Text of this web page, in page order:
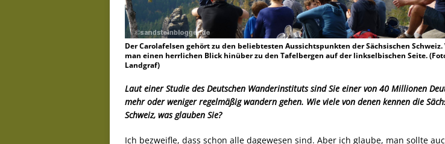
Der Carolafelsen gehört zu den beliebtesten Aussichtspunkten der Sächsischen
man einen herrlichen Blick hinüber zu den Tafelbergen auf der linkselbischen Seite.
Landgraf)
Laut einer Studie des Deutschen Wanderinstituts sind Sie einer von 40 Millionen
mehr oder weniger regelmäßig wandern gehen. Wie viele von denen kennen die
Schweiz, was glauben Sie?
Ich bezweifle, dass schon alle dagewesen sind. Aber ich glaube, man sollte